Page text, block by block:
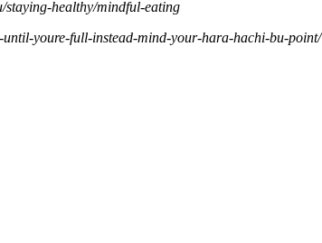
healthy/mindful-eating
youre-full-instead-mind-your-hara-hachi-bu-point/